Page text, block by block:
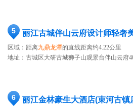
5 丽江古城伴山云府设计师轻奢
区域：距离九鼎龙潭的直线距离约4.22公里
地址： 古城区大研古城狮子山观景台伴山云府
6 丽江金林豪生大酒店(束河古镇